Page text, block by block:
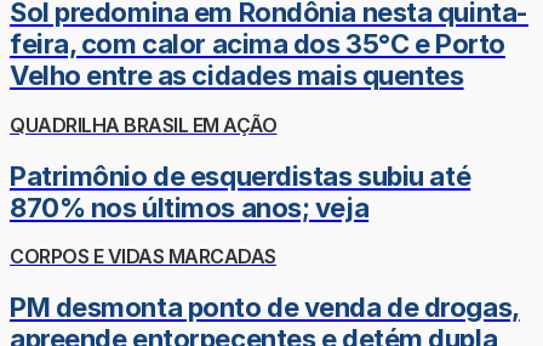
Sol predomina em Rondônia nesta quinta-
feira, com calor acima dos 35°C e Porto
Velho entre as cidades mais quentes
QUADRILHA BRASIL EM AÇÃO
Patrimônio de esquerdistas subiu até
870% nos últimos anos; veja
CORPOS E VIDAS MARCADAS
PM desmonta ponto de venda de drogas,
apreende entorpecentes e detém dupla